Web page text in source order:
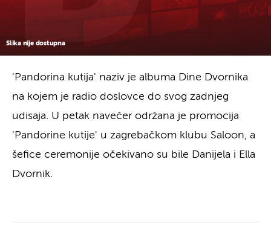
Slika nije dostupna
'Pandorina kutija' naziv je albuma Dine Dvornika
na kojem je radio doslovce do svog zadnjeg
udisaja. U petak navečer održana je promocija
'Pandorine kutije' u zagrebačkom klubu Saloon, a
šefice ceremonije očekivano su bile Danijela i Ella
Dvornik.